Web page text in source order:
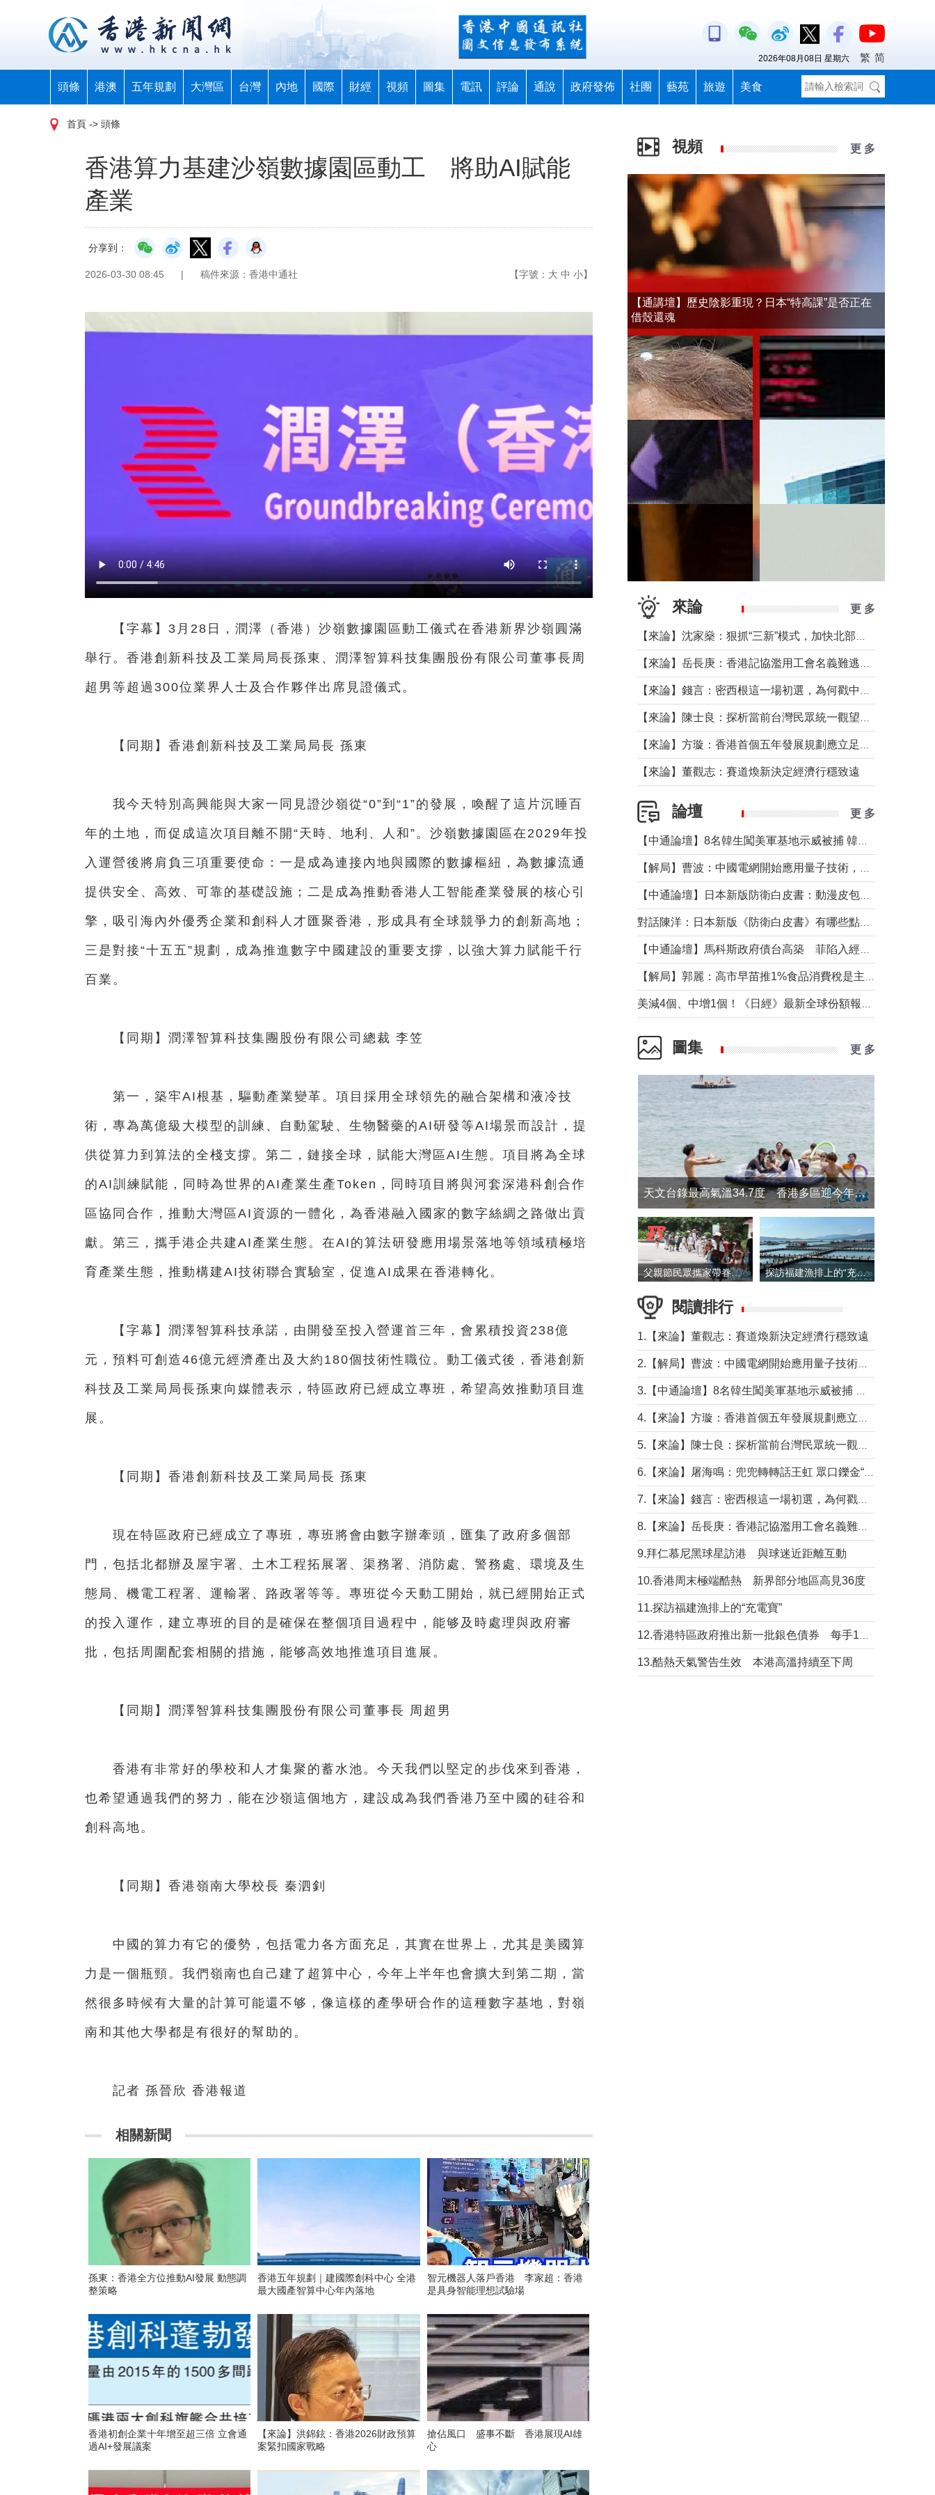
頭條 港澳 五年規劃 大灣區 台灣 內地 國際 財經 視頻 圖集 電訊 評論 通說 政府發佈 社團 藝苑 旅遊 美食
2026年08月08日 星期六 繁 简
首頁 -> 頭條
香港算力基建沙嶺數據園區動工 將助AI賦能
產業
分享到：
2026-03-30 08:45 | 稿件來源：香港中通社 【字號： 大 中 小】
【字幕】3月28日，潤澤（香港）沙嶺數據園區動工儀式在香港新界沙嶺圓滿
舉行。香港創新科技及工業局局長孫東、潤澤智算科技集團股份有限公司董事長周
超男等超過300位業界人士及合作夥伴出席見證儀式。
【同期】香港創新科技及工業局局長 孫東
我今天特別高興能與大家一同見證沙嶺從“0”到“1”的發展，喚醒了這片沉睡百
年的土地，而促成這次項目離不開“天時、地利、人和”。沙嶺數據園區在2029年投
入運營後將肩負三項重要使命：一是成為連接內地與國際的數據樞紐，為數據流通
提供安全、高效、可靠的基礎設施；二是成為推動香港人工智能產業發展的核心引
擎，吸引海內外優秀企業和創科人才匯聚香港，形成具有全球競爭力的創新高地；
三是對接“十五五”規劃，成為推進數字中國建設的重要支撐，以強大算力賦能千行
百業。
【同期】潤澤智算科技集團股份有限公司總裁 李笠
第一，築牢AI根基，驅動產業變革。項目採用全球領先的融合架構和液冷技
術，專為萬億級大模型的訓練、自動駕駛、生物醫藥的AI研發等AI場景而設計，提
供從算力到算法的全棧支撐。第二，鏈接全球，賦能大灣區AI生態。項目將為全球
的AI訓練賦能，同時為世界的AI產業生產Token，同時項目將與河套深港科創合作
區協同合作，推動大灣區AI資源的一體化，為香港融入國家的數字絲綢之路做出貢
獻。第三，攜手港企共建AI產業生態。在AI的算法研發應用場景落地等領域積極培
育產業生態，推動構建AI技術聯合實驗室，促進AI成果在香港轉化。
【字幕】潤澤智算科技承諾，由開發至投入營運首三年，會累積投資238億
元，預料可創造46億元經濟產出及大約180個技術性職位。動工儀式後，香港創新
科技及工業局局長孫東向媒體表示，特區政府已經成立專班，希望高效推動項目進
展。
【同期】香港創新科技及工業局局長 孫東
現在特區政府已經成立了專班，專班將會由數字辦牽頭，匯集了政府多個部
門，包括北都辦及屋宇署、土木工程拓展署、渠務署、消防處、警務處、環境及生
態局、機電工程署、運輸署、路政署等等。專班從今天動工開始，就已經開始正式
的投入運作，建立專班的目的是確保在整個項目過程中，能够及時處理與政府審
批，包括周圍配套相關的措施，能够高效地推進項目進展。
【同期】潤澤智算科技集團股份有限公司董事長 周超男
香港有非常好的學校和人才集聚的蓄水池。今天我們以堅定的步伐來到香港，
也希望通過我們的努力，能在沙嶺這個地方，建設成為我們香港乃至中國的硅谷和
創科高地。
【同期】香港嶺南大學校長 秦泗釗
中國的算力有它的優勢，包括電力各方面充足，其實在世界上，尤其是美國算
力是一個瓶頸。我們嶺南也自己建了超算中心，今年上半年也會擴大到第二期，當
然很多時候有大量的計算可能還不够，像這樣的產學研合作的這種數字基地，對嶺
南和其他大學都是有很好的幫助的。
記者 孫晉欣 香港報道
相關新聞
孫東：香港全方位推動AI發展 動態調
整策略
香港五年規劃｜建國際創科中心 全港
最大國產智算中心年內落地
智元機器人落戶香港 李家超：香港
是具身智能理想試驗場
香港初創企業十年增至超三倍 立會通
過AI+發展議案
【來論】洪錦鉉：香港2026財政預算
案緊扣國家戰略
搶佔風口 盛事不斷 香港展現AI雄
心
視頻 更 多
【通講壇】歷史陰影重現？日本“特高課”是否正在
借殼還魂
來論 更 多
【來論】董觀志：賽道煥新決定經濟行穩致遠
論壇 更 多
圖集 更 多
天文台錄最高氣溫34.7度 香港多區迎今年最熱一天
父親節民眾攜家帶眷出遊 探訪福建漁排上的“充電寶”
閱讀排行
1.【來論】董觀志：賽道煥新決定經濟行穩致遠
9.拜仁慕尼黑球星訪港 與球迷近距離互動
10.香港周末極端酷熱 新界部分地區高見36度
11.探訪福建漁排上的“充電寶”
13.酷熱天氣警告生效 本港高溫持續至下周